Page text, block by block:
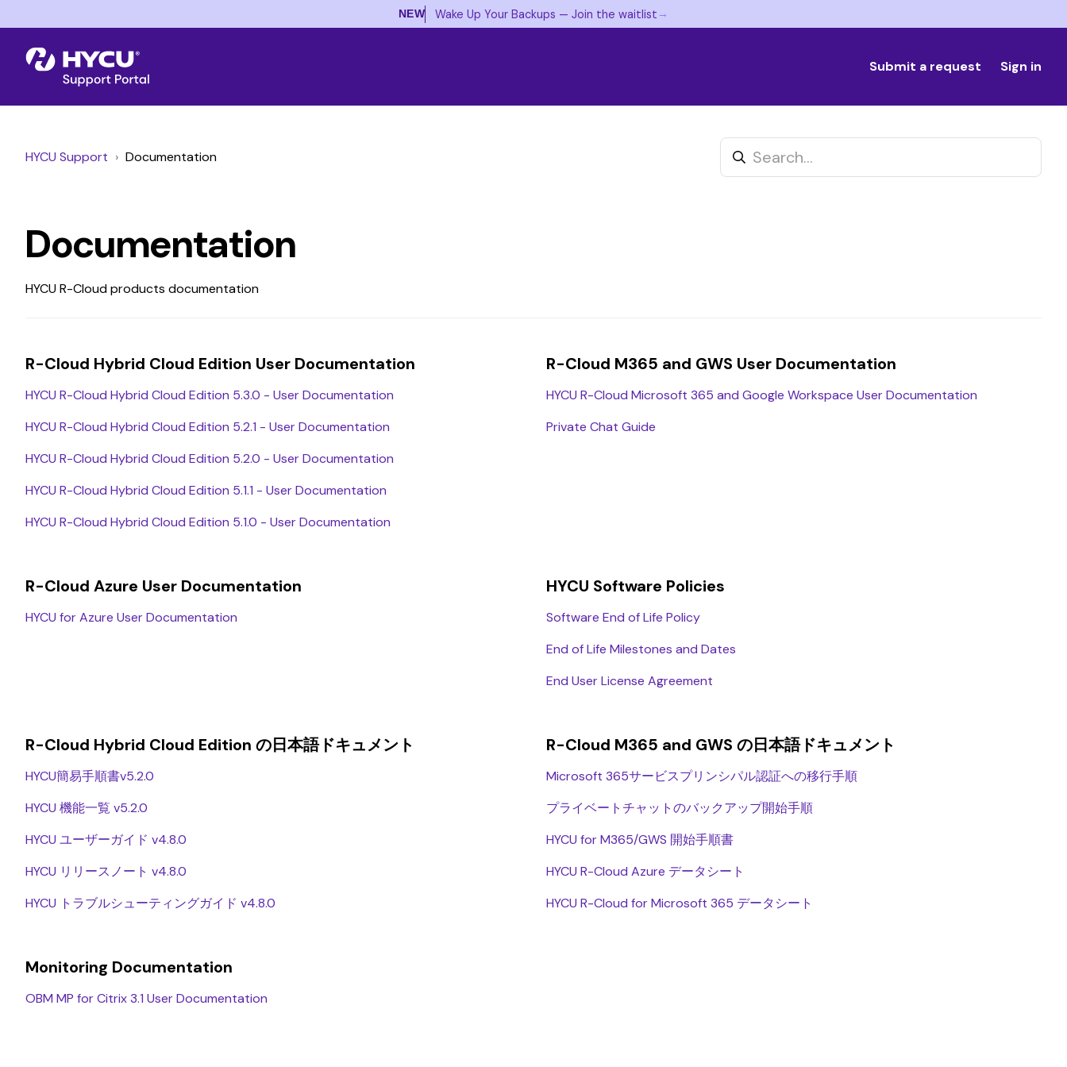
NEW Wake Up Your Backups — Join the waitlist →
Submit a request Sign in
HYCU Support Documentation
Documentation
HYCU R-Cloud products documentation
R-Cloud Hybrid Cloud Edition User Documentation
HYCU R-Cloud Hybrid Cloud Edition 5.3.0 - User Documentation
HYCU R-Cloud Hybrid Cloud Edition 5.2.1 - User Documentation
HYCU R-Cloud Hybrid Cloud Edition 5.2.0 - User Documentation
HYCU R-Cloud Hybrid Cloud Edition 5.1.1 - User Documentation
HYCU R-Cloud Hybrid Cloud Edition 5.1.0 - User Documentation
R-Cloud M365 and GWS User Documentation
HYCU R-Cloud Microsoft 365 and Google Workspace User Documentation
Private Chat Guide
R-Cloud Azure User Documentation
HYCU for Azure User Documentation
HYCU Software Policies
Software End of Life Policy
End of Life Milestones and Dates
End User License Agreement
R-Cloud Hybrid Cloud Edition の日本語ドキュメント
HYCU簡易手順書v5.2.0
HYCU 機能一覧 v5.2.0
HYCU ユーザーガイド v4.8.0
HYCU リリースノート v4.8.0
HYCU トラブルシューティングガイド v4.8.0
R-Cloud M365 and GWS の日本語ドキュメント
Microsoft 365サービスプリンシパル認証への移行手順
プライベートチャットのバックアップ開始手順
HYCU for M365/GWS 開始手順書
HYCU R-Cloud Azure データシート
HYCU R-Cloud for Microsoft 365 データシート
Monitoring Documentation
OBM MP for Citrix 3.1 User Documentation